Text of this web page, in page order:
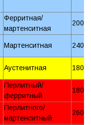
Ферритная/
мартенситная
200
Мартенситная 240
Аустенитная 180
Перлитный/
ферритный
180
Перлитного/
мартенситный
260